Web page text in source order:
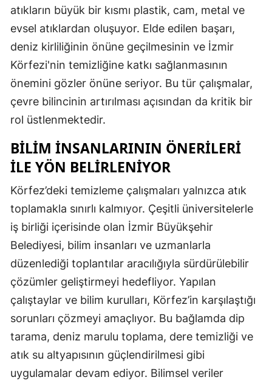
atıkların büyük bir kısmı plastik, cam, metal ve
evsel atıklardan oluşuyor. Elde edilen başarı,
deniz kirliliğinin önüne geçilmesinin ve İzmir
Körfezi'nin temizliğine katkı sağlanmasının
önemini gözler önüne seriyor. Bu tür çalışmalar,
çevre bilincinin artırılması açısından da kritik bir
rol üstlenmektedir.
BILIM İNSANLARININ ÖNERILERI
ILE YÖN BELIRLENIYOR
Körfez’deki temizleme çalışmaları yalnızca atık
toplamakla sınırlı kalmıyor. Çeşitli üniversitelerle
iş birliği içerisinde olan İzmir Büyükşehir
Belediyesi, bilim insanları ve uzmanlarla
düzenlediği toplantılar aracılığıyla sürdürülebilir
çözümler geliştirmeyi hedefliyor. Yapılan
çalıştaylar ve bilim kurulları, Körfez’in karşılaştığı
sorunları çözmeyi amaçlıyor. Bu bağlamda dip
tarama, deniz marulu toplama, dere temizliği ve
atık su altyapısının güçlendirilmesi gibi
uygulamalar devam ediyor. Bilimsel veriler